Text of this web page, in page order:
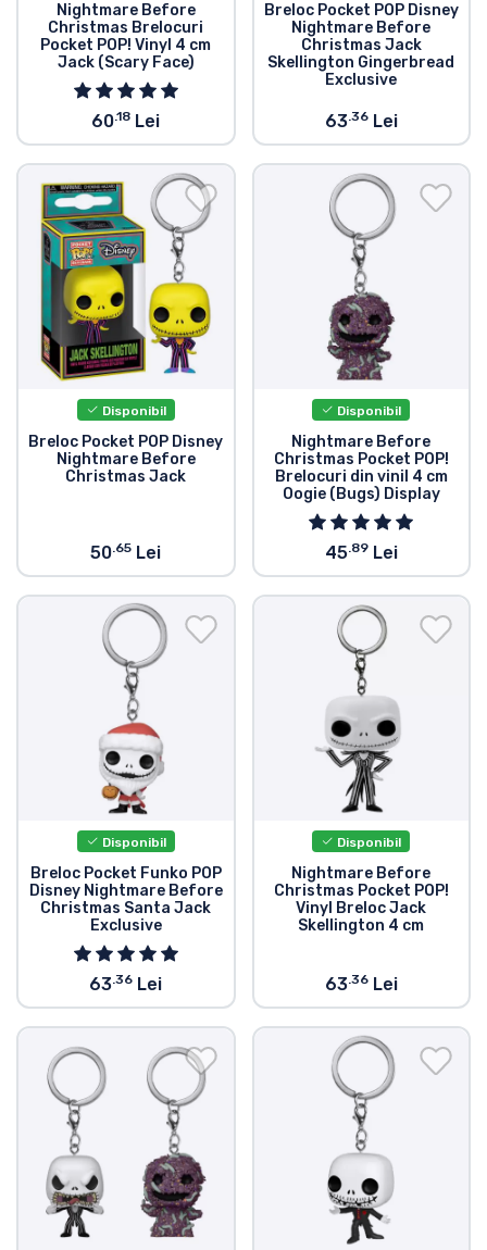
Nightmare Before
Christmas Brelocuri
Pocket POP! Vinyl 4 cm
Jack (Scary Face)
60.18 Lei
Breloc Pocket POP Disney
Nightmare Before
Christmas Jack
Skellington Gingerbread
Exclusive
63.36Lei
Disponibil
Breloc Pocket POP Disney
Nightmare Before
Christmas Jack
50.65 Lei
Disponibil
Nightmare Before
Christmas Pocket POP!
Brelocuri din vinil 4 cm
Oogie (Bugs) Display
45.89Lei
Disponibil
Breloc Pocket Funko POP
Disney Nightmare Before
Christmas Santa Jack
Exclusive
63.36 Lei
Disponibil
Nightmare Before
Christmas Pocket POP!
Vinyl Breloc Jack
Skellington 4 cm
63.36Lei